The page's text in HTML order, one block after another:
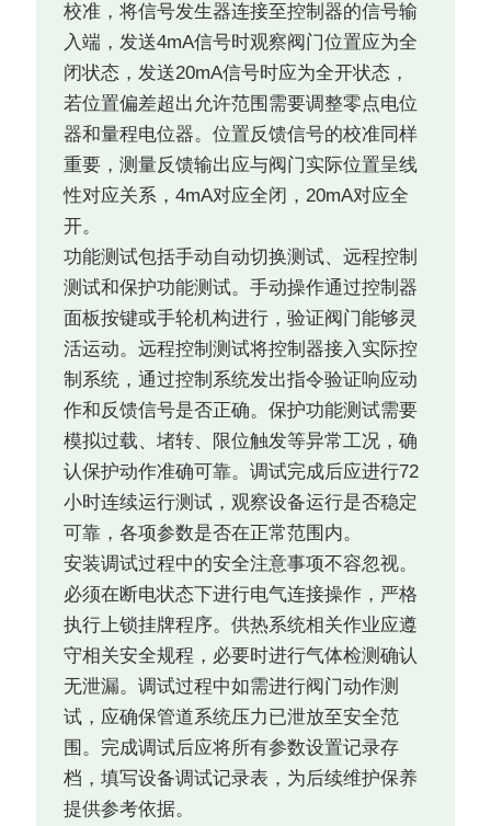
校准，将信号发生器连接至控制器的信号输
入端，发送4mA信号时观察阀门位置应为全
闭状态，发送20mA信号时应为全开状态，
若位置偏差超出允许范围需要调整零点电位
器和量程电位器。位置反馈信号的校准同样
重要，测量反馈输出应与阀门实际位置呈线
性对应关系，4mA对应全闭，20mA对应全
开。
功能测试包括手动自动切换测试、远程控制
测试和保护功能测试。手动操作通过控制器
面板按键或手轮机构进行，验证阀门能够灵
活运动。远程控制测试将控制器接入实际控
制系统，通过控制系统发出指令验证响应动
作和反馈信号是否正确。保护功能测试需要
模拟过载、堵转、限位触发等异常工况，确
认保护动作准确可靠。调试完成后应进行72
小时连续运行测试，观察设备运行是否稳定
可靠，各项参数是否在正常范围内。
安装调试过程中的安全注意事项不容忽视。
必须在断电状态下进行电气连接操作，严格
执行上锁挂牌程序。供热系统相关作业应遵
守相关安全规程，必要时进行气体检测确认
无泄漏。调试过程中如需进行阀门动作测
试，应确保管道系统压力已泄放至安全范
围。完成调试后应将所有参数设置记录存
档，填写设备调试记录表，为后续维护保养
提供参考依据。